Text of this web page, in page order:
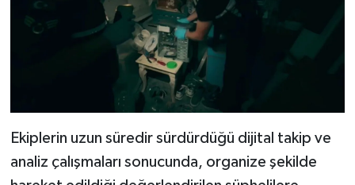
Ekiplerin uzun süredir sürdürdüğü dijital takip ve
analiz çalışmaları sonucunda, organize şekilde